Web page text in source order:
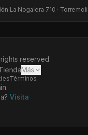
La Nogalera 710 ·
rights reserved.
Más
Términos
Visita